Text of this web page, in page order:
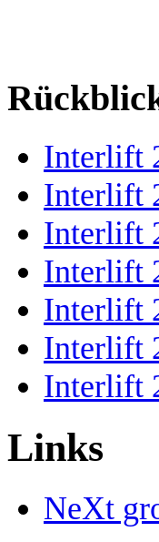
Interlift
Interlift
Interlift
Interlift
Interlift
Interlift
Interlift
Links
NeXt